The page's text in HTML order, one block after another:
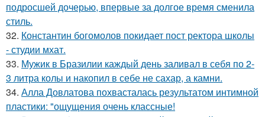
подросшей дочерью, впервые за долгое время сменила
стиль.
32. Константин богомолов покидает пост ректора школы
- студии мхат.
33. Мужик в Бразилии каждый день заливал в себя по 2-
3 литра колы и накопил в себе не сахар, а камни.
34. Алла Довлатова похвасталась результатом интимной
пластики: "ощущения очень классные!